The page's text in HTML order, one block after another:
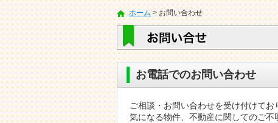
ホーム> お問い合わせ
お問い合わせ
お電話でのお問い合わせ
ご相談・お問い合わせを受け付けてお
気になる物件、不動産に関してのご不